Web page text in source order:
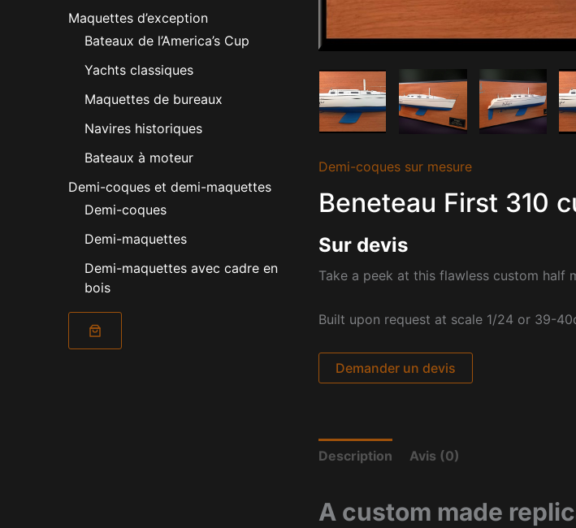
Maquettes d’exception
Bateaux de l’America’s Cup
Yachts classiques
Maquettes de bureaux
Navires historiques
Bateaux à moteur
Demi-coques et demi-maquettes
Demi-coques
Demi-maquettes
Demi-maquettes avec cadre en
bois
Demi-coques sur mesure
Beneteau First 310
Sur devis
Take a peek at this flawless custom half
Built upon request at scale 1/24 or 39-
Demander un devis
Description Avis (0)
A custom made